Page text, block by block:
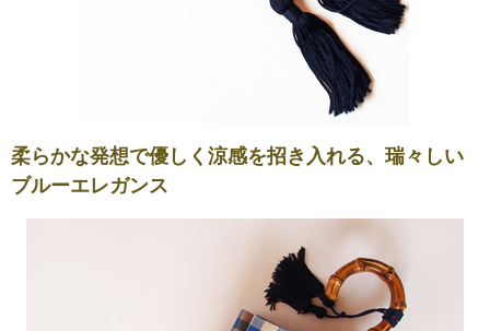
柔らかな発想で優しく涼感を招き入れる、瑞々しい
ブルーエレガンス